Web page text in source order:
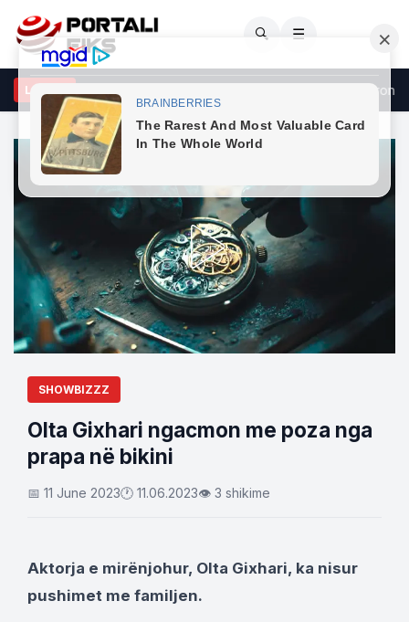
🔍 ☰
LAJMEme AK-47 në një aheng në Prishtinë, Policia sekuestron
SHOWBIZZZ
Olta Gixhari ngacmon me poza nga
prapa në bikini
📅 11 June 2023🕐 11.06.2023👁 3 shikime
Aktorja e mirënjohur, Olta Gixhari, ka nisur
pushimet me familjen.